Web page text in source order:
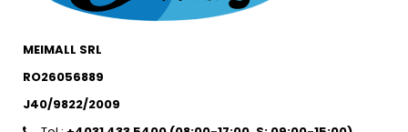
MEIMALL SRL
RO26056889
J40/9822/2009